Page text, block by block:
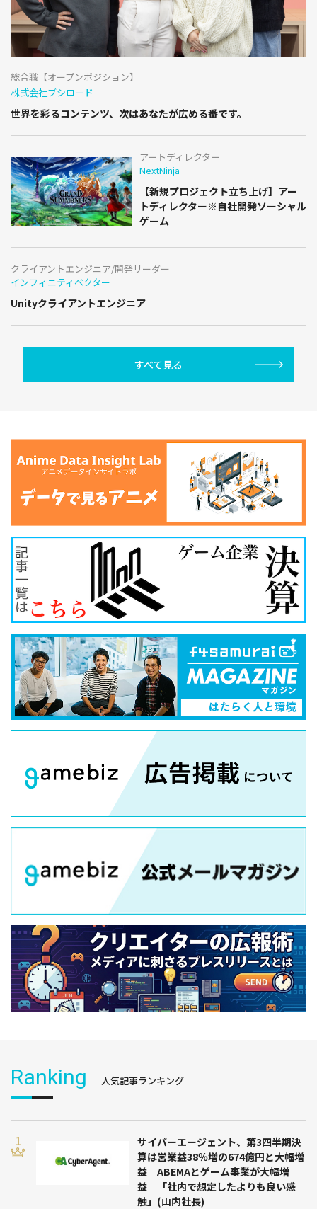
総合職【オープンポジション】
株式会社ブシロード
世界を彩るコンテンツ、次はあなたが広める番です。
アートディレクター
NextNinja
【新規プロジェクト立ち上げ】アー
トディレクター※自社開発ソーシャル
ゲーム
クライアントエンジニア/開発リーダー
インフィニティベクター
Unityクライアントエンジニア
すべて見る
Ranking 人気記事ランキング
サイバーエージェント、第3四半期決
算は営業益38％増の674億円と大幅増
益 ABEMAとゲーム事業が大幅増
益 「社内で想定したよりも良い感
触」(山内社長)